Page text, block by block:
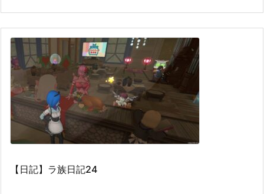
【日記】ラ族日記24